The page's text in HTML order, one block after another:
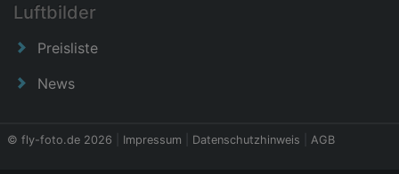
Luftbilder
Preisliste
News
© fly-foto.de 2026 Impressum Datenschutzhinweis AGB